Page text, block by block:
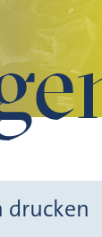
drucken